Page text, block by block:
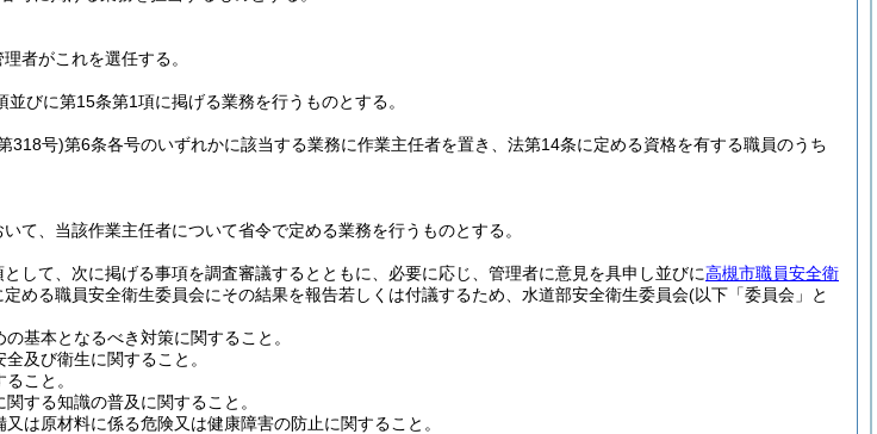
者がこれを選任する。
びに第15条第1項に掲げる業務を行うものとする。
318号)第6条各号のいずれかに該当する業務に作業主任者を置き、法第14条に定める資格を有する職員のうち
て、当該作業主任者について省令で定める業務を行うものとする。
して、次に掲げる事項を調査審議するとともに、必要に応じ、管理者に意見を具申し並びに高槻市職員安全衛
定める職員安全衛生委員会にその結果を報告若しくは付議するため、水道部安全衛生委員会(以下「委員会」と
基本となるべき対策に関すること。
及び衛生に関すること。
こと。
する知識の普及に関すること。
は原材料に係る危険又は健康障害の防止に関すること。